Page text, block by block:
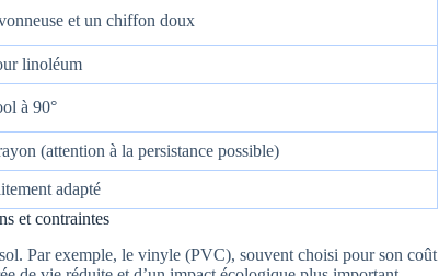
et un chiffon doux
linoléum
à 90°
(attention à la persistance possible)
adapté
et contraintes
Par exemple, le vinyle (PVC), souvent choisi pour son coût